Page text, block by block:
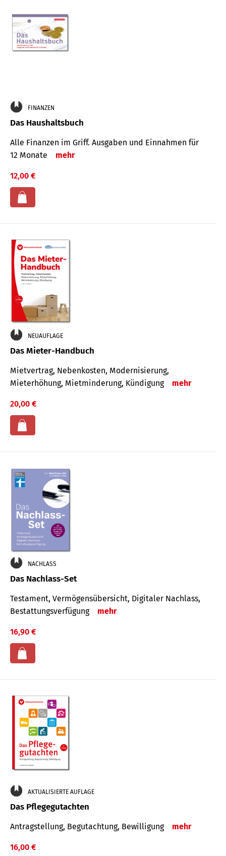
FINANZEN
Das Haushaltsbuch
Alle Finanzen im Griff. Aus­gaben und Ein­nahmen für
12 Monate
mehr
12,00 €
NEUAUFLAGE
Das Mieter-Handbuch
Mietvertrag, Nebenkosten, Modernisierung,
Mieterhöhung, Mietminderung, Kündigung
mehr
20,00 €
NACHLASS
Das Nachlass-Set
Testament, Vermögens­übersicht, Digitaler Nach­lass,
Bestat­tungs­ver­fügung
mehr
16,90 €
AKTUALISIERTE AUFLAGE
Das Pflegegutachten
Antragstellung, Begutachtung, Bewilligung mehr
16,00 €